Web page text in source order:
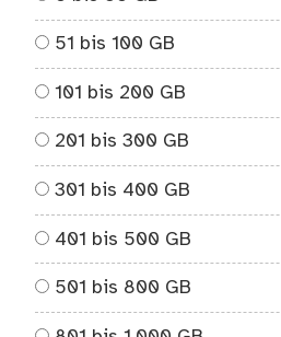
51 bis 100 GB
101 bis 200 GB
201 bis 300 GB
301 bis 400 GB
401 bis 500 GB
501 bis 800 GB